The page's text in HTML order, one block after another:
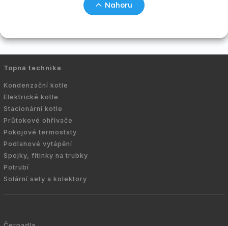
Nahoru
Topná technika
Kondenzační kotle
Elektrické kotle
Stacionární kotle
Průtokové ohřívače
Pokojové termostaty
Podlahové vytápění
Spojky, fitinky na trubky
Potrubí
Solární sety a kolektory